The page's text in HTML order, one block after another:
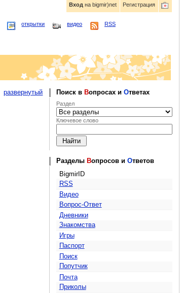
Регистрация
Вход на bigmir)net
открытки видео
RSS
развернутый Поиск в Вопросах иОтветах
Раздел
Ключевое слово
Разделы Вопросов иОтветов
BigmirID
RSS
Видео
Вопрос-Ответ
Дневники
Знакомства
Игры
Паспорт
Поиск
Попутчик
Почта
Приколы